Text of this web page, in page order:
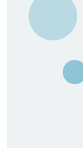
04. Nyheter
Pressmeddelanden